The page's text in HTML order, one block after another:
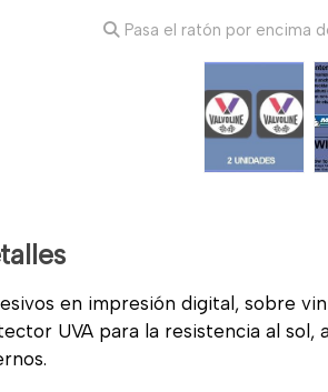
Pasa el ratón por encima
en impresión digital, sobre
UVA para la resistencia al sol,